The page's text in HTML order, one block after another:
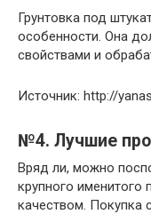
Грунтовка под
особенности. Она
свойствами и
Источник: http://
№4. Лучшие
Вряд ли, можно
крупного именитого
качеством. Покупка